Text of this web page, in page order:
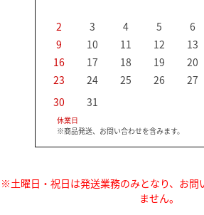
2
3 4 5 6
9
10 11 12 13
16
17 18 19 20
23
24 25 26 27
30
31
休業日
※商品発送、お問い合わせを含みます。
※土曜日・祝日は発送業務のみとなり、お問
ません。